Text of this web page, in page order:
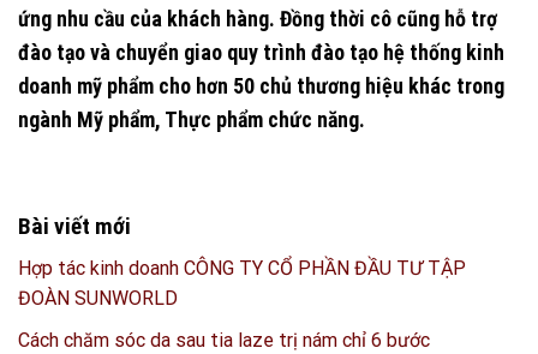
ứng nhu cầu của khách hàng. Đồng thời cô cũng hỗ trợ
đào tạo và chuyển giao quy trình đào tạo hệ thống kinh
doanh mỹ phẩm cho hơn 50 chủ thương hiệu khác trong
ngành Mỹ phẩm, Thực phẩm chức năng.
Bài viết mới
Hợp tác kinh doanh CÔNG TY CỔ PHẦN ĐẦU TƯ TẬP
ĐOÀN SUNWORLD
Cách chăm sóc da sau tia laze trị nám chỉ 6 bước